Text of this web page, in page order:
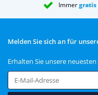
Immergratis
Melden Sie sich an für
Erhalten Sie unsere